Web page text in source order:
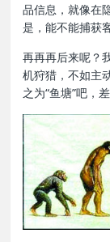
品信息，就像在
是，能不能捕获
再再再后来呢？
机狩猎，不如主
之为“鱼塘”吧，